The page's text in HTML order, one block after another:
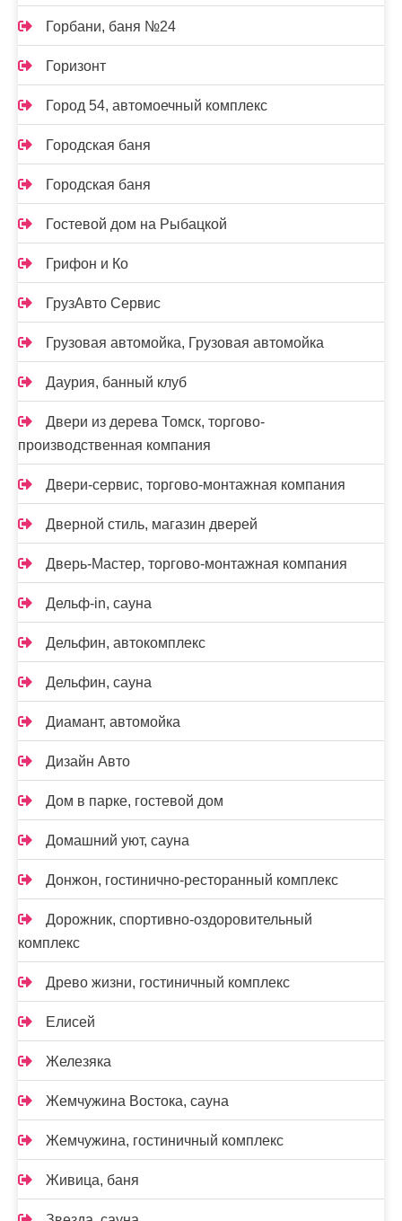
Горбани, баня №24
Горизонт
Город 54, автомоечный комплекс
Городская баня
Городская баня
Гостевой дом на Рыбацкой
Грифон и Ко
ГрузАвто Сервис
Грузовая автомойка, Грузовая автомойка
Даурия, банный клуб
Двери из дерева Томск, торгово-
производственная компания
Двери-сервис, торгово-монтажная компания
Дверной стиль, магазин дверей
Дверь-Мастер, торгово-монтажная компания
Дельф-in, сауна
Дельфин, автокомплекс
Дельфин, сауна
Диамант, автомойка
Дизайн Авто
Дом в парке, гостевой дом
Домашний уют, сауна
Донжон, гостинично-ресторанный комплекс
Дорожник, спортивно-оздоровительный
комплекс
Древо жизни, гостиничный комплекс
Елисей
Железяка
Жемчужина Востока, сауна
Жемчужина, гостиничный комплекс
Живица, баня